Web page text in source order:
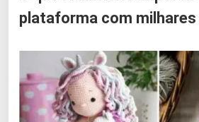
plataforma com